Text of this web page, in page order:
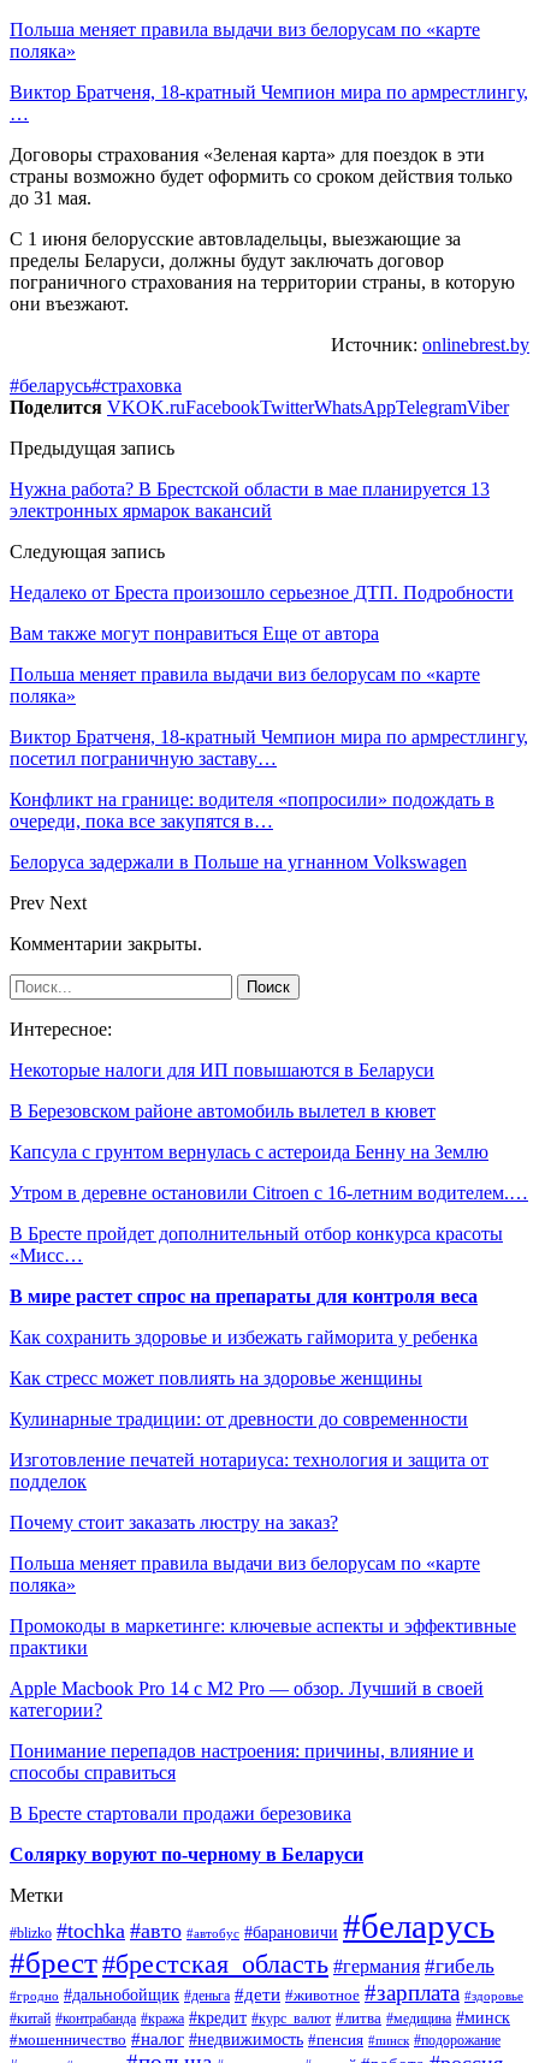
Польша меняет правила выдачи виз белорусам по «карте
поляка»
Виктор Братченя, 18-кратный Чемпион мира по армрестлингу,
…
Договоры страхования «Зеленая карта» для поездок в эти
страны возможно будет оформить со сроком действия только
до 31 мая.
С 1 июня белорусские автовладельцы, выезжающие за
пределы Беларуси, должны будут заключать договор
пограничного страхования на территории страны, в которую
они въезжают.
Источник: onlinebrest.by
#беларусь#страховка
Поделится VKOK.ruFacebookTwitterWhatsAppTelegramViber
Предыдущая запись
Нужна работа? В Брестской области в мае планируется 13
электронных ярмарок вакансий
Следующая запись
Недалеко от Бреста произошло серьезное ДТП. Подробности
Вам также могут понравиться Еще от автора
Польша меняет правила выдачи виз белорусам по «карте
поляка»
Виктор Братченя, 18-кратный Чемпион мира по армрестлингу,
посетил пограничную заставу…
Конфликт на границе: водителя «попросили» подождать в
очереди, пока все закупятся в…
Белоруса задержали в Польше на угнанном Volkswagen
Prev Next
Комментарии закрыты.
Интересное:
Некоторые налоги для ИП повышаются в Беларуси
В Березовском районе автомобиль вылетел в кювет
Капсула с грунтом вернулась с астероида Бенну на Землю
Утром в деревне остановили Citroen с 16-летним водителем.…
В Бресте пройдет дополнительный отбор конкурса красоты
«Мисс…
В мире растет спрос на препараты для контроля веса
Как сохранить здоровье и избежать гайморита у ребенка
Как стресс может повлиять на здоровье женщины
Кулинарные традиции: от древности до современности
Изготовление печатей нотариуса: технология и защита от
подделок
Почему стоит заказать люстру на заказ?
Польша меняет правила выдачи виз белорусам по «карте
поляка»
Промокоды в маркетинге: ключевые аспекты и эффективные
практики
Apple Macbook Pro 14 с M2 Pro — обзор. Лучший в своей
категории?
Понимание перепадов настроения: причины, влияние и
способы справиться
В Бресте стартовали продажи березовика
Солярку воруют по-черному в Беларуси
Метки
#blizko #tochka #авто #автобус #барановичи #беларусь
#брест#брестская_область #германия #гибель
#гродно #дальнобойщик #деньга #дети #животное #зарплата #здоровье
#китай #контрабанда #кража #кредит #курс_валют #литва #медицина #минск
#мошенничество #налог #недвижимость #пенсия #пинск #подорожание